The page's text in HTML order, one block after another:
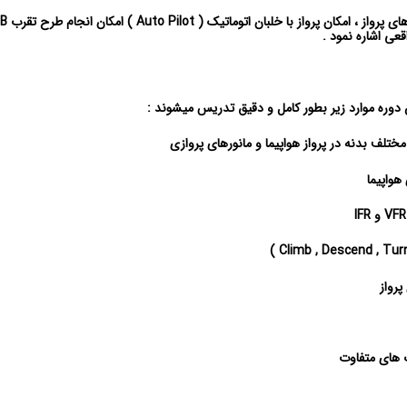
اشاره نمود .
بدنه در پرواز هواپیما و مانورهای پروازی
های متفاوت